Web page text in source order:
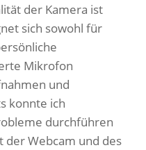
der Kamera ist
sich sowohl für
Mikrofon
und
konnte ich
durchführen
der Webcam und des